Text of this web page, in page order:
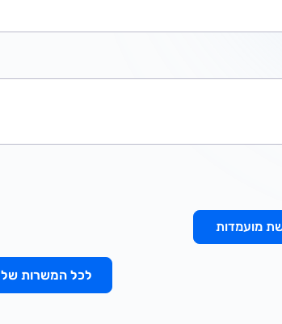
מועמדות
לכל המשרות של Medical Equipment Installer